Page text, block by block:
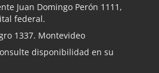
Juan Domingo Perón 1111,
federal.
1337. Montevideo
disponibilidad en su